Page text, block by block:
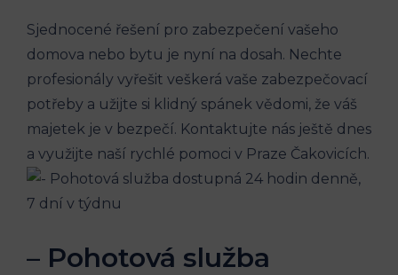
Sjednocené řešení pro zabezpečení vašeho
domova nebo bytu je nyní na dosah. Nechte
profesionály vyřešit veškerá vaše zabezpečovací
potřeby a užijte si klidný spánek vědomi, že váš
majetek je v bezpečí. Kontaktujte nás ještě dnes
a využijte naší rychlé pomoci v Praze Čakovicích.
– Pohotová služba